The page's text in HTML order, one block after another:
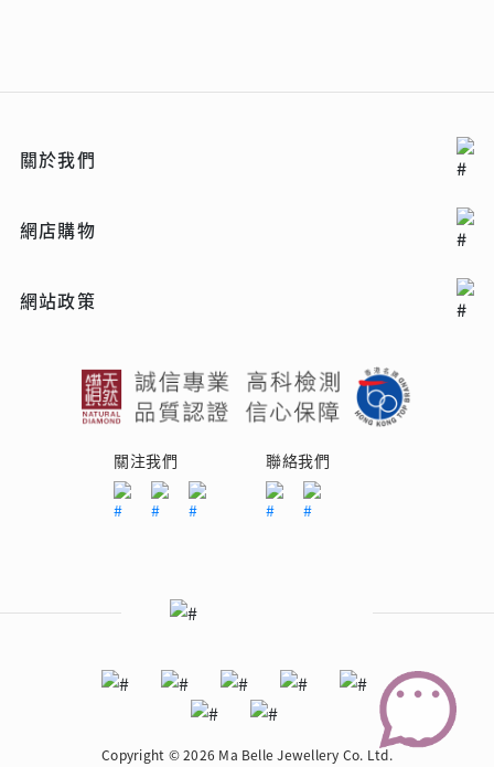
關於我們
網店購物
網站政策
關注我們 聯絡我們
Copyright © 2026 Ma Belle Jewellery Co. Ltd.